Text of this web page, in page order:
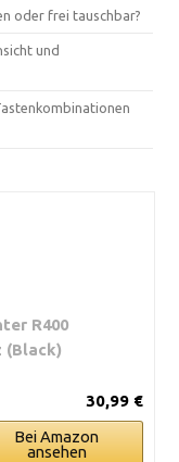
oder frei tauschbar?
und
R400
(Black)
30,99 €
Bei Amazon
ansehen